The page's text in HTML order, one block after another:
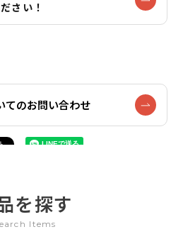
さい！
てのお問い合わせ
を探す
Items